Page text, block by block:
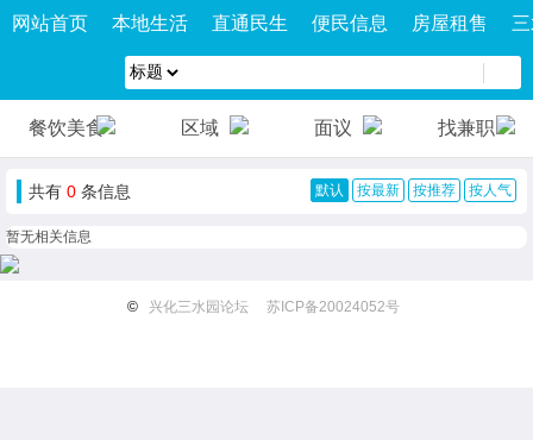
网站首页 本地生活 直通民生 便民信息 房屋租售
餐饮美食 区域 面议 找兼职
共有 0 条信息 默认 按最新 按推荐 按人气
暂无相关信息
© 兴化三水园论坛 苏ICP备20024052号